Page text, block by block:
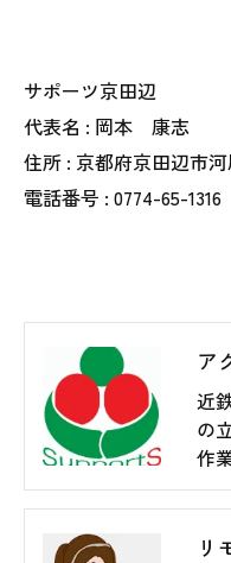
サポーツ京田辺
代表名 : 岡本 康志
住所 : 京都府京田辺市
電話番号 : 0774-65-1316
ア
近
の
作
リ